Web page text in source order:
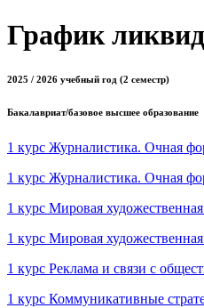
График
2025 / 2026 учебный год (2 семестр)
Бакалавриат/базовое высшее образование
1 курс Журналистика. Очная
1 курс Журналистика. Очная
1 курс Мировая
1 курс Мировая
1 курс Реклама и связи с
1 курс Коммуникативные